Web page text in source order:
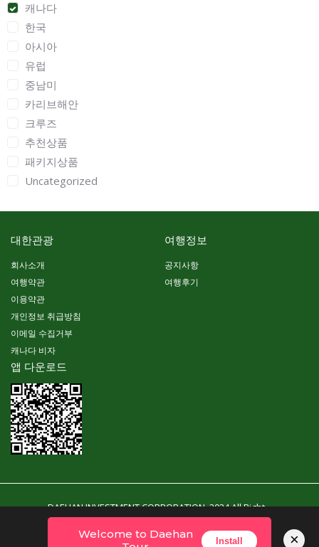
캐나다
한국
아시아
유럽
중남미
카리브해안
크루즈
추천상품
패키지상품
Uncategorized
대한관광
회사소개
여행약관
이용약관
개인정보 취급방침
이메일 수집거부
캐나다 비자
여행정보
공지사항
여행후기
앱 다운로드
DAEHAN INVESTMENT CORPORATION. 2024 All Right
Reserved. Powered By YubinSoft
Welcome to Daehan
Install ×